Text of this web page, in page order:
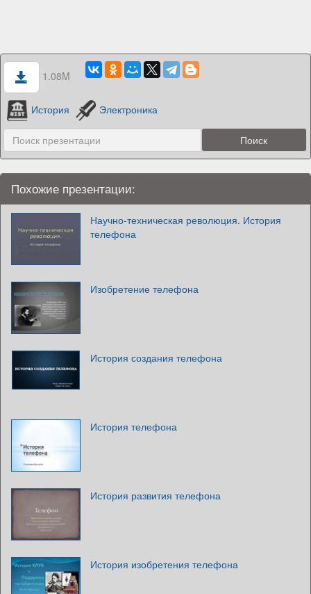
1.08M
История Электроника
Похожие презентации:
Научно-техническая революция. История
телефона
Изобретение телефона
История создания телефона
История телефона
История развития телефона
История изобретения телефона